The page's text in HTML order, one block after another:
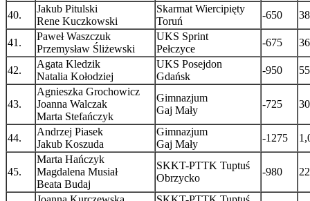
40.
Jakub Pitulski
Rene Kuczkowski
Skarmat Wiercipięty
Toruń
-650
41.
Paweł Waszczuk
Przemysław Śliżewski
UKS Sprint
Pełczyce
-675
42.
Agata Kledzik
Natalia Kołodziej
UKS Posejdon
Gdańsk
-950
43.
Agnieszka Grochowicz
Joanna Walczak
Marta Stefańczyk
Gimnazjum
Gaj Mały
-725
44.
Andrzej Piasek
Jakub Koszuda
Gimnazjum
Gaj Mały
-1275
45.
Marta Hańczyk
Magdalena Musiał
Beata Budaj
SKKT-PTTK Tuptuś
Obrzycko
-980